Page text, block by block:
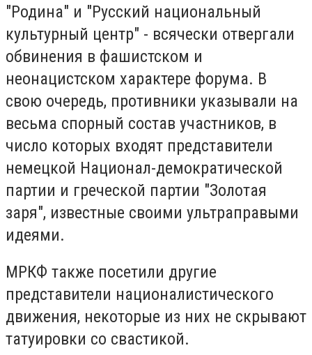
"Родина" и "Русский национальный
культурный центр" - всячески отвергали
обвинения в фашистском и
неонацистском характере форума. В
свою очередь, противники указывали на
весьма спорный состав участников, в
число которых входят представители
немецкой Национал-демократической
партии и греческой партии "Золотая
заря", известные своими ультраправыми
идеями.
МРКФ также посетили другие
представители националистического
движения, некоторые из них не скрывают
татуировки со свастикой.